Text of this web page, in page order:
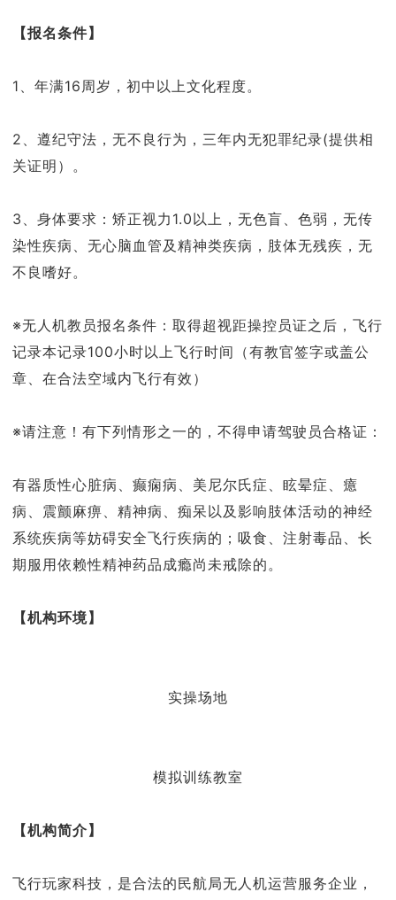
【报名条件】
1、年满16周岁，初中以上文化程度。
2、遵纪守法，无不良行为，三年内无犯罪纪录(提供相
关证明）。
3、身体要求：矫正视力1.0以上，无色盲、色弱，无传
染性疾病、无心脑血管及精神类疾病，肢体无残疾，无
不良嗜好。
※无人机教员报名条件：取得超视距操控员证之后，飞行
记录本记录100小时以上飞行时间（有教官签字或盖公
章、在合法空域内飞行有效）
※请注意！有下列情形之一的，不得申请驾驶员合格证：
有器质性心脏病、癫痫病、美尼尔氏症、眩晕症、癔
病、震颤麻痹、精神病、痴呆以及影响肢体活动的神经
系统疾病等妨碍安全飞行疾病的；吸食、注射毒品、长
期服用依赖性精神药品成瘾尚未戒除的。
【机构环境】
实操场地
模拟训练教室
【机构简介】
飞行玩家科技，是合法的民航局无人机运营服务企业，